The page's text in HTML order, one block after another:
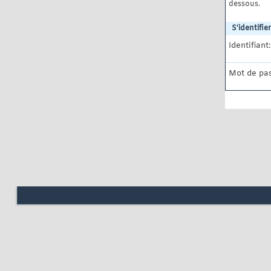
dessous.
S'identifier
Identifiant:
Mot de